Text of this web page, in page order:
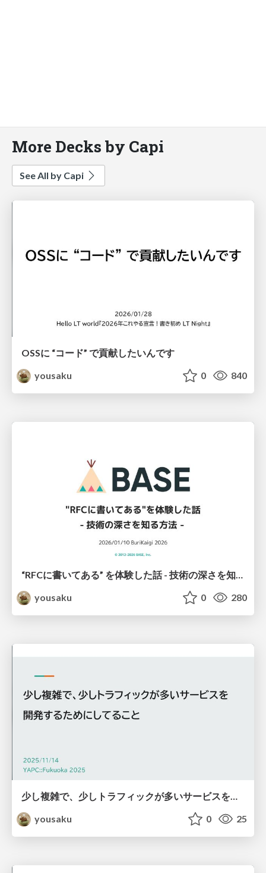
More Decks by Capi
See All by Capi
OSSに “コード” で貢献したいんです
yousaku
0 840
yousaku
0 280
少し複雑で、少しトラフィックが多いサービスを開発するためにしてること
yousaku
0 25